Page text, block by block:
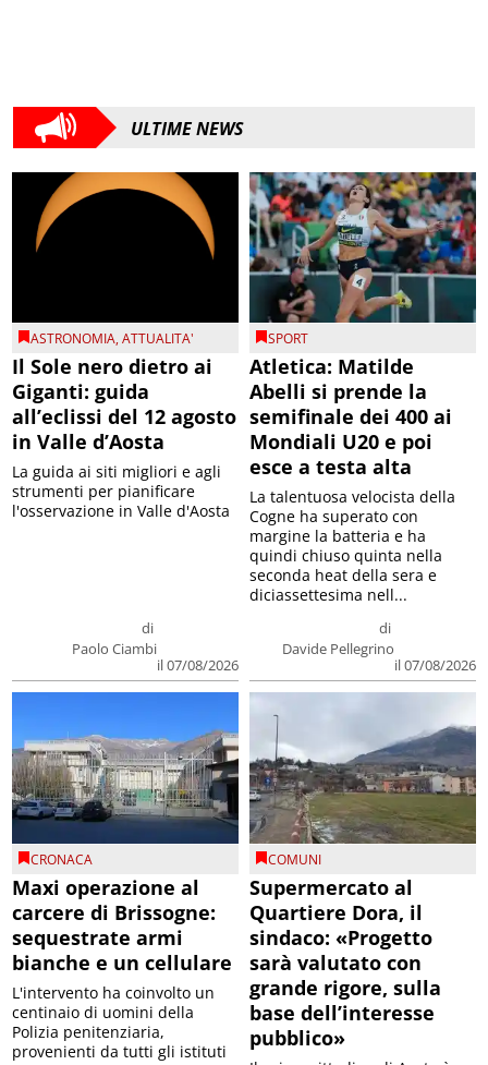
ULTIME NEWS
ASTRONOMIA,ATTUALITA'
Il Sole nero dietro ai
Giganti: guida
all’eclissi del 12 agosto
in Valle d’Aosta
di
Paolo Ciambi
il 07/08/2026
La guida ai siti migliori e agli
strumenti per pianificare
l'osservazione in Valle d'Aosta
SPORT
Atletica: Matilde
Abelli si prende la
semifinale dei 400 ai
Mondiali U20 e poi
esce a testa alta
di
Davide Pellegrino
il 07/08/2026
La talentuosa velocista della
Cogne ha superato con
margine la batteria e ha
quindi chiuso quinta nella
seconda heat della sera e
diciassettesima nell...
CRONACA
Maxi operazione al
carcere di Brissogne:
sequestrate armi
bianche e un cellulare
L'intervento ha coinvolto un
centinaio di uomini della
Polizia penitenziaria,
provenienti da tutti gli istituti
COMUNI
Supermercato al
Quartiere Dora, il
sindaco: «Progetto
sarà valutato con
grande rigore, sulla
base dell’interesse
pubblico»